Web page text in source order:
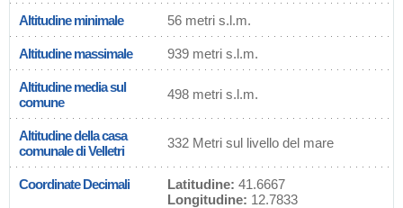
Altitudine minimale 56 metri s.l.m.
Altitudine massimale 939 metri s.l.m.
Altitudine media sul
comune
498 metri s.l.m.
Altitudine della casa
comunale di Velletri
332 Metri sul livello del mare
Coordinate Decimali Latitudine: 41.6667
Longitudine: 12.7833